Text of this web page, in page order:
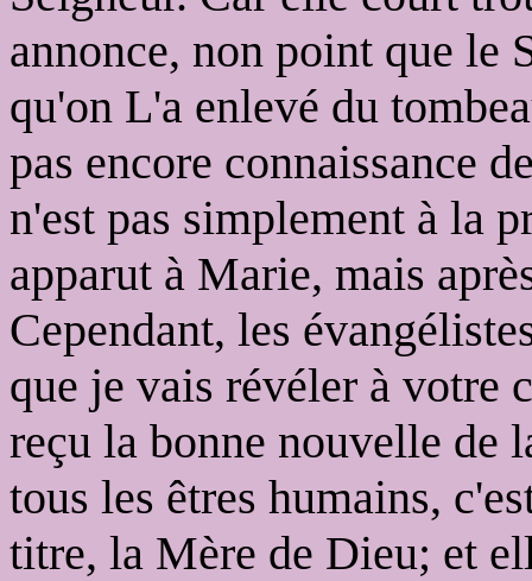
annonce, non point que le
qu'on L'a enlevé du
pas encore connaissance
n'est pas simplement à la
apparut à Marie, mais
Cependant, les
que je vais révéler à votre
reçu la bonne nouvelle de
tous les êtres humains,
titre, la Mère de Dieu; et